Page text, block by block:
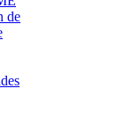
de